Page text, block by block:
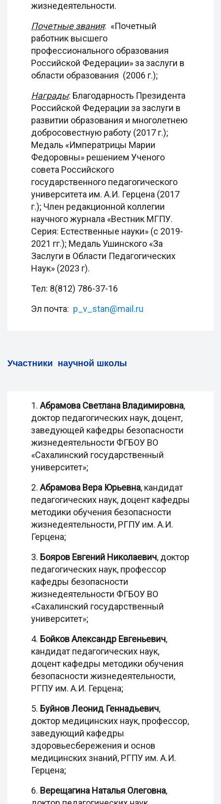
жизнедеятельности.
Почетные звания: «Почетный
работник высшего
профессионального образования
Российской Федерации» за заслуги в
области образования (2006 г.);
Награды: Благодарность Президента
Российской Федерации за заслуги в
развитии образования и многолетнею
добросовестную работу (2017 г.);
Медаль «Императрицы Марии
Федоровны» решением Ученого
совета Российского
государственного педагогического
университета им. А.И. Герцена (2017
г.); Член редакционной коллегии
научного журнала «Вестник МГПУ.
Серия: Естественные науки» (с 2019-
2021 гг.); Медаль Ушинского «За
Заслуги в Области Педагогических
Наук» (2023 г).
Тел: 8(812) 786-37-16
Эл почта: p_v_stan@mail.ru
Участники научной школы
1. Абрамова Светлана Владимировна,
доктор педагогических наук, доцент,
заведующей кафедры безопасности
жизнедеятельности ФГБОУ ВО
«Сахалинский государственный
университет»;
2. Абрамова Вера Юрьевна, кандидат
педагогических наук, доцент кафедры
методики обучения безопасности
жизнедеятельности, РГПУ им. А.И.
Герцена;
3. Бояров Евгений Николаевич, доктор
педагогических наук, профессор
кафедры безопасности
жизнедеятельности ФГБОУ ВО
«Сахалинский государственный
университет»;
4. Бойков Александр Евгеньевич,
кандидат педагогических наук,
доцент кафедры методики обучения
безопасности жизнедеятельности,
РГПУ им. А.И. Герцена;
5. Буйнов Леонид Геннадьевич,
доктор медицинских наук, профессор,
заведующий кафедры
здоровьесбережения и основ
медицинских знаний, РГПУ им. А.И.
Герцена;
6. Верещагина Наталья Олеговна,